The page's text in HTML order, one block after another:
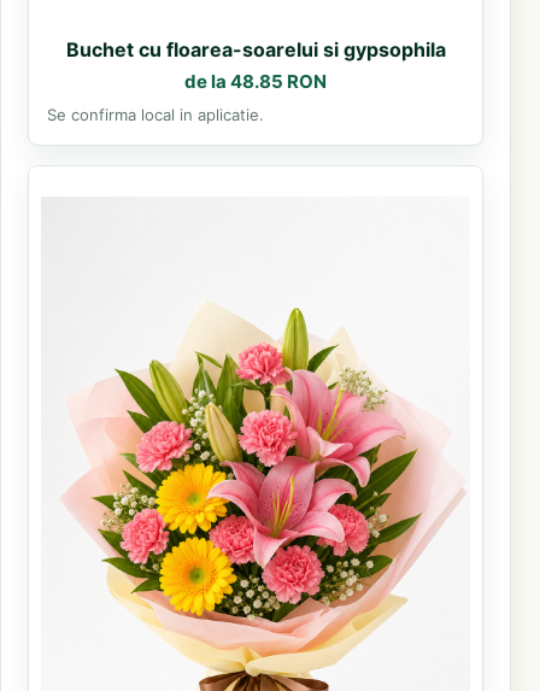
Buchet cu floarea-soarelui si gypsophila
de la 48.85 RON
Se confirma local in aplicatie.